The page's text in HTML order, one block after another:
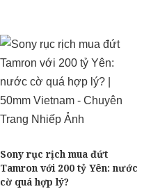
Sony rục rịch mua đứt
Tamron với 200 tỷ Yên: nước
cờ quá hợp lý?